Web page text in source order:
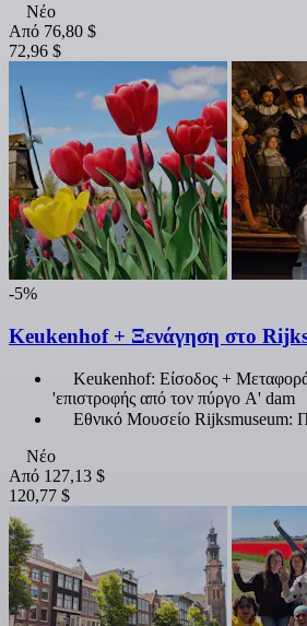
Νέο
Από 76,80 $
72,96 $
-5%
Keukenhof + Ξενάγηση στο
Keukenhof: Είσοδος +
'επιστροφής από τον πύργο A' dam
Εθνικό Μουσείο Rijksmuseum:
Νέο
Από 127,13 $
120,77 $